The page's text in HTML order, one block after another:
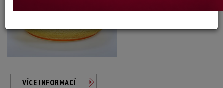
VÍCE INFORMACÍ